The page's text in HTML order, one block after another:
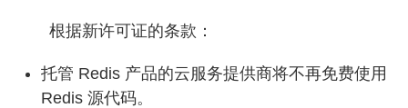
根据新许可证的条款：
托管 Redis 产品的云服务提供商将不再免费使用
Redis 源代码。